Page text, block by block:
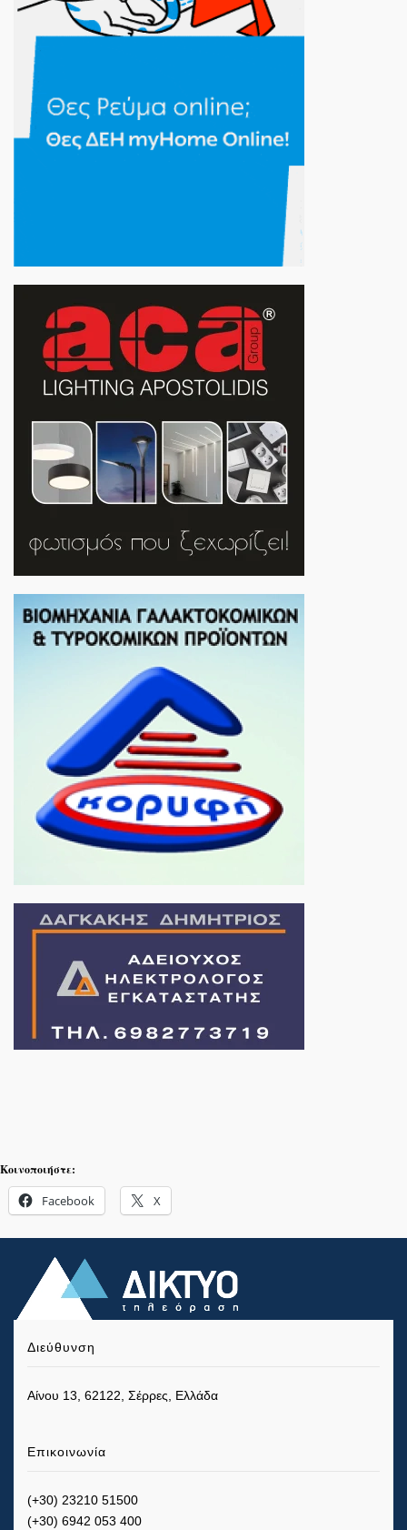
Κοινοποιήστε:
Facebook X
Διεύθυνση
Αίνου 13, 62122, Σέρρες, Ελλάδα
Επικοινωνία
(+30) 23210 51500
(+30) 6942 053 400